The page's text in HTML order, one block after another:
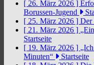
[ 26. März 2026 ]
Borussen-Jugend
[ 25. März 2026 ] Der
[ 21. März 2026 ]
Startseite
[ 19. März 2026 ]
Minuten“
Startseite